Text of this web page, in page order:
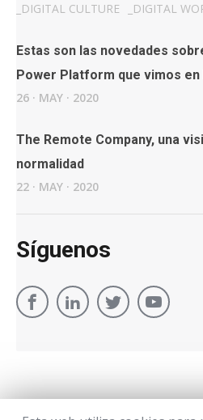
DIGITAL CULTURE DIGITAL
Estas son las novedades
Power Platform que vimos
26 · MAY · 2020
The Remote Company, una
normalidad
22 · MAY · 2020
Síguenos